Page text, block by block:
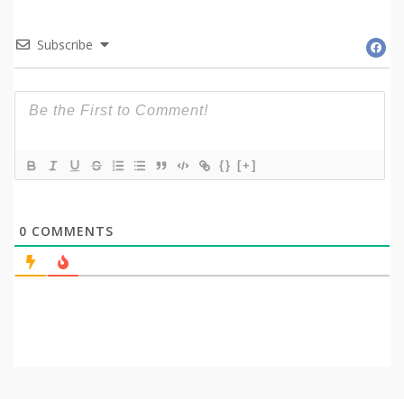
Subscribe
{} [+]
0 COMMENTS